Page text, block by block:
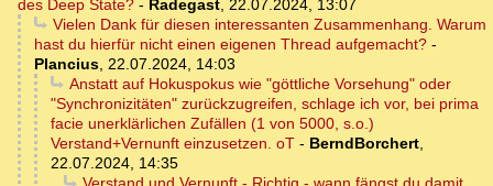
des Deep State? - Radegast, 22.07.2024, 13:07
Vielen Dank für diesen interessanten Zusammenhang. Warum
hast du hierfür nicht einen eigenen Thread aufgemacht? -
Plancius, 22.07.2024, 14:03
Anstatt auf Hokuspokus wie "göttliche Vorsehung" oder
"Synchronizitäten" zurückzugreifen, schlage ich vor, bei prima
facie unerklärlichen Zufällen (1 von 5000, s.o.)
Verstand+Vernunft einzusetzen. oT - BerndBorchert,
22.07.2024, 14:35